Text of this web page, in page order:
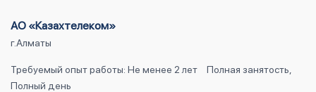
АО «Казахтелеком»
г.Алматы
Требуемый опыт работы: Не менее 2 лет
Полная занятость,
Полный день